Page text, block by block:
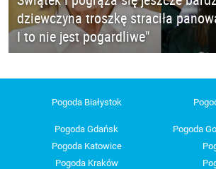
dziewczyna troszkę straciła
I to nie jest pogardliwe"
Pogoda Białystok
Pogoda Gdańsk
Pogoda
Pogoda Katowice
Pogoda Kraków